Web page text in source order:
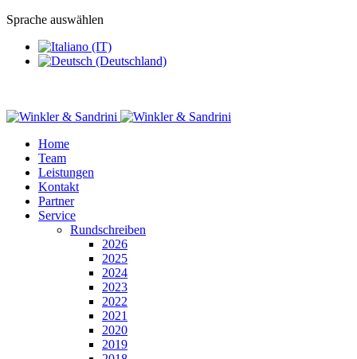
Sprache auswählen
Home
Team
Leistungen
Kontakt
Partner
Service
Rundschreiben
2026
2025
2024
2023
2022
2021
2020
2019